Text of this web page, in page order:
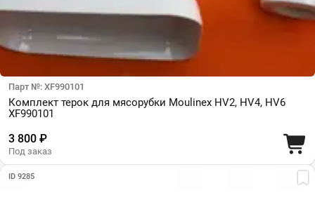
Парт №: XF990101
Комплект терок для мясорубки Moulinex HV2, HV4, HV6
XF990101
3 800 ₽
Под заказ
ID 9285